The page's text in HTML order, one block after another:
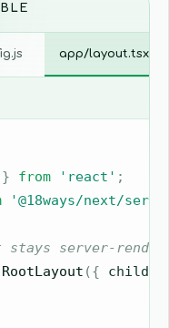
app/layout.tsx
} from 'react' ;
'@18ways/next/
server-
RootLayout ({